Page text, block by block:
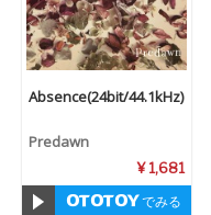
Absence(24bit/44.1kHz)
Predawn
¥ 1,681
でみる